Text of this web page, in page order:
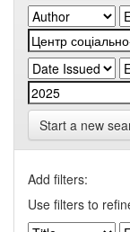
Start a new
Add filters:
Use filters to